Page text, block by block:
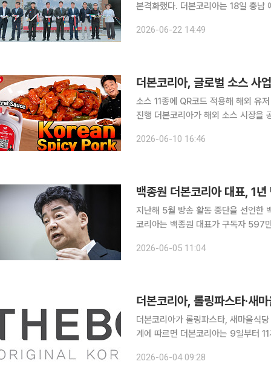
본격화했다. 더본코리아는 18일 충남 예산군 예당호 인근에서 '빽다방 예당호점' 착공식을 열었다고
2026-06-22 14:49
더본코리아, 글로벌 소스 사
소스 11종에 QR코드 적용해 해외 유
진행 더본코리아가 해외 소스 시장을 공략하기 위해 백종원 대표의 지식재산권을 활용한 글로벌 홍
장을 겨냥해 개설한 해외용 한식 전용
2026-06-10 16:46
백종원 더본코리아 대표, 1
지난해 5월 방송 활동 중단을 선언한
코리아는 백종원 대표가 구독자 597
2026-06-05 11:04
더본코리아, 롤링파스타·새
더본코리아가 롤링파스타, 새마을식당 등
계에 따르면 더본코리아는 9일부터
인상하는 브랜드는 △역전우동 △미
2026-06-04 09:28